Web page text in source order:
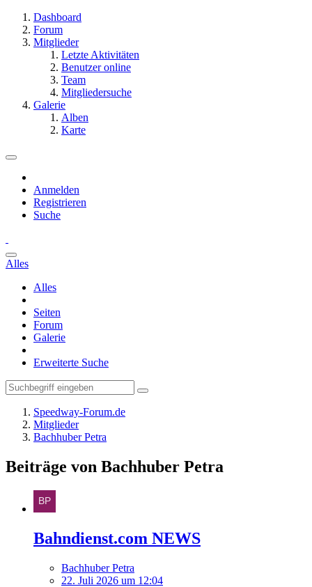
Dashboard
Forum
Mitglieder
Letzte Aktivitäten
Benutzer online
Team
Mitgliedersuche
Galerie
Alben
Karte
Anmelden
Registrieren
Suche
Alles
Alles
Seiten
Forum
Galerie
Erweiterte Suche
Speedway-Forum.de
Mitglieder
Bachhuber Petra
Beiträge von Bachhuber Petra
Bahndienst.com NEWS
Bachhuber Petra
22. Juli 2026 um 12:04